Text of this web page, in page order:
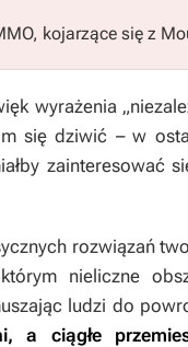
kojarzące się z
wyrażenia
się dziwić – w
zainteresować
rozwiązań
nieliczne
ludzi do
a ciągłe